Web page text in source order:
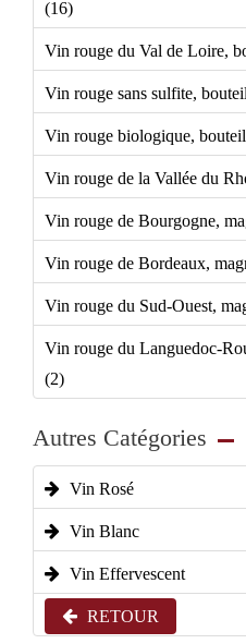
(16)
Vin rouge du Val de Loire,
Vin rouge sans sulfite,
Vin rouge biologique,
Vin rouge de la Vallée du
Vin rouge de Bourgogne,
Vin rouge de Bordeaux,
Vin rouge du Sud-Ouest,
Vin rouge du Languedoc-
(2)
Autres Catégories
Vin Rosé
Vin Blanc
Vin Effervescent
RETOUR